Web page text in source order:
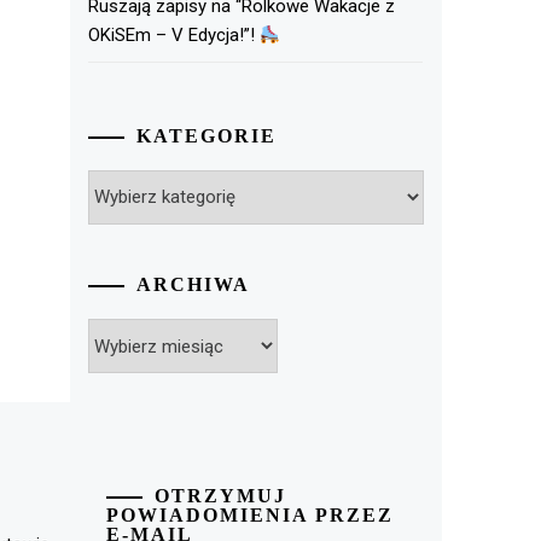
Ruszają zapisy na “Rolkowe Wakacje z
OKiSEm – V Edycja!”!
KATEGORIE
ARCHIWA
OTRZYMUJ
POWIADOMIENIA PRZEZ
E-MAIL